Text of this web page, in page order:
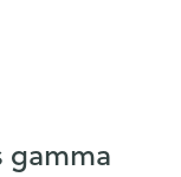
gamma